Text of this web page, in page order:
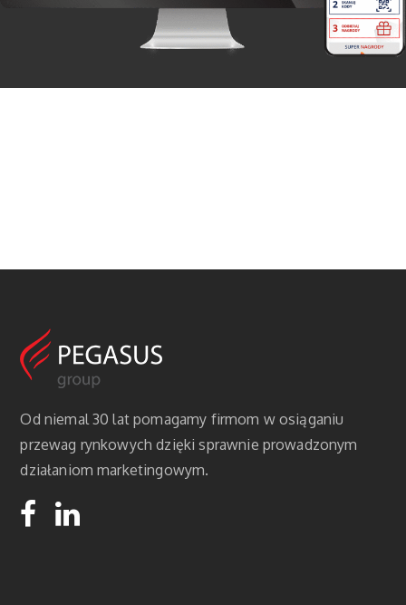
Od niemal 30 lat pomagamy firmom w osiąganiu
przewag rynkowych dzięki sprawnie prowadzonym
działaniom marketingowym.